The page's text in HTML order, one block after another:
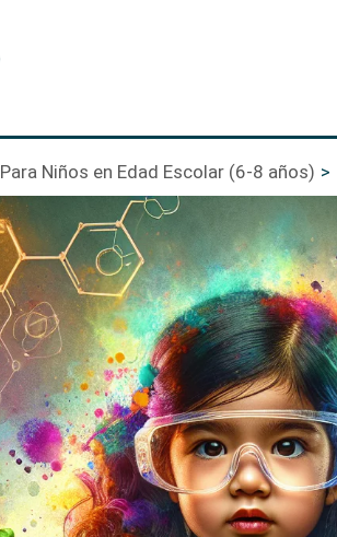
Para Niños en Edad Escolar (6-8 años)